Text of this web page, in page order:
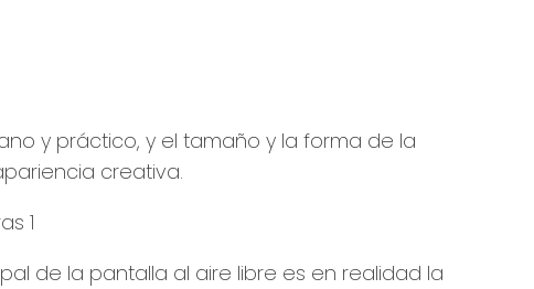
y práctico, y el tamaño y la forma de la
creativa.
de la pantalla al aire libre es en realidad la